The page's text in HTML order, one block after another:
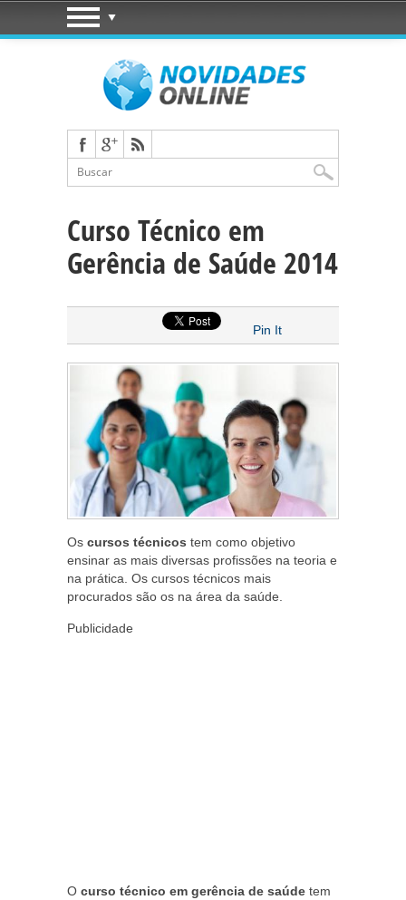
Curso Técnico em
Gerência de Saúde 2014
Pin It
Os cursos técnicos tem como objetivo
ensinar as mais diversas profissões na teoria e
na prática. Os cursos técnicos mais
procurados são os na área da saúde.
Publicidade
O curso técnico em gerência de saúde tem